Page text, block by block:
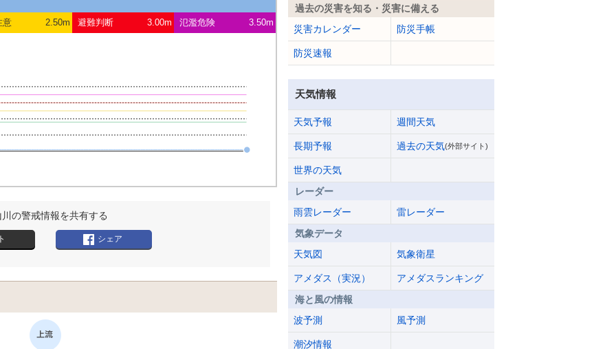
意 2.50m 避難判断 3.00m 氾濫危険 3.50m
の警戒情報を共有する
シェア
過去の災害を知る・災害に備える
災害カレンダー
防災手帳
防災速報
天気情報
天気予報 週間天気
長期予報 過去の天気(外部サイト)
世界の天気
レーダー
雨雲レーダー
雷レーダー
気象データ
天気図
気象衛星
アメダス（実況）
アメダスランキング
海と風の情報
波予測
風予測
潮汐情報